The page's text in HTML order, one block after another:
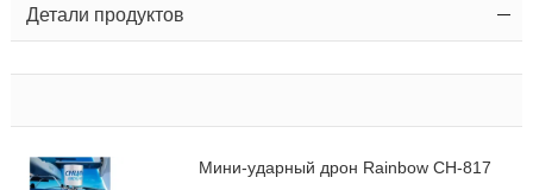
Детали продуктов
Мини-ударный дрон Rainbow CH-817